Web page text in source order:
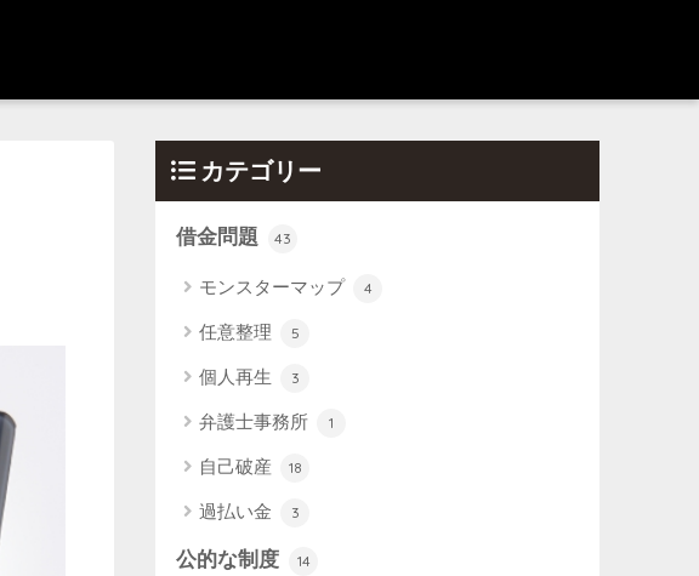
カテゴリー
借金問題 43
モンスターマップ 4
任意整理 5
個人再生 3
弁護士事務所 1
自己破産 18
過払い金 3
公的な制度 14